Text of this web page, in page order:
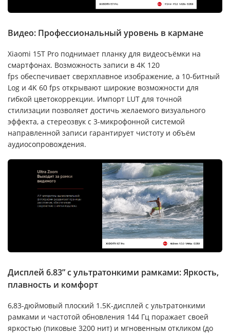
Видео: Профессиональный уровень в кармане
Xiaomi 15T Pro поднимает планку для видеосъёмки на
смартфонах. Возможность записи в 4K 120
fps обеспечивает сверхплавное изображение, а 10-битный
Log и 4K 60 fps открывают широкие возможности для
гибкой цветокоррекции. Импорт LUT для точной
стилизации позволяет достичь желаемого визуального
эффекта, а стереозвук с 3-микрофонной системой
направленной записи гарантирует чистоту и объём
аудиосопровождения.
Дисплей 6.83” с ультратонкими рамками: Яркость,
плавность и комфорт
6,83-дюймовый плоский 1.5K-дисплей с ультратонкими
рамками и частотой обновления 144 Гц поражает своей
яркостью (пиковые 3200 нит) и мгновенным откликом (до